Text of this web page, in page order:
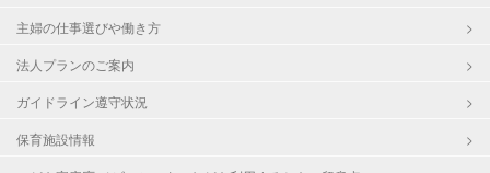
主婦の仕事選びや働き方
法人プランのご案内
ガイドライン遵守状況
保育施設情報